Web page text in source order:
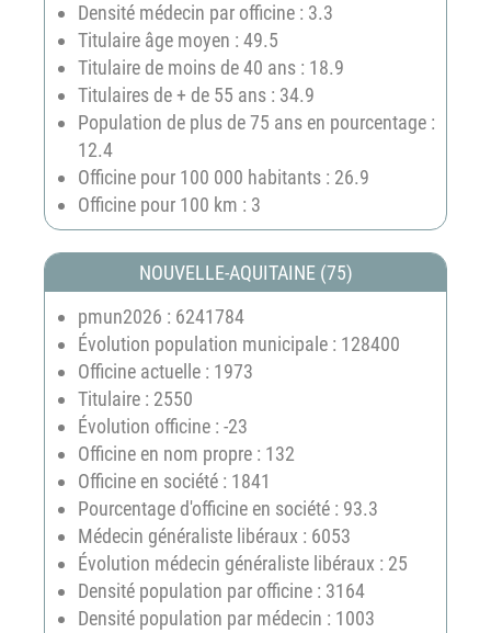
Densité médecin par officine : 3.3
Titulaire âge moyen : 49.5
Titulaire de moins de 40 ans : 18.9
Titulaires de + de 55 ans : 34.9
Population de plus de 75 ans en pourcentage :
12.4
Officine pour 100 000 habitants : 26.9
Officine pour 100 km : 3
NOUVELLE-AQUITAINE (75)
pmun2026 : 6241784
Évolution population municipale : 128400
Officine actuelle : 1973
Titulaire : 2550
Évolution officine : -23
Officine en nom propre : 132
Officine en société : 1841
Pourcentage d'officine en société : 93.3
Médecin généraliste libéraux : 6053
Évolution médecin généraliste libéraux : 25
Densité population par officine : 3164
Densité population par médecin : 1003